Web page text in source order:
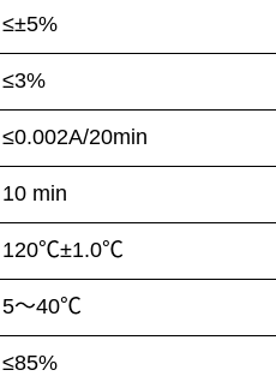
≤±5%
≤3%
≤0.002A/20min
10 min
120℃±1.0℃
5～40℃
≤85%